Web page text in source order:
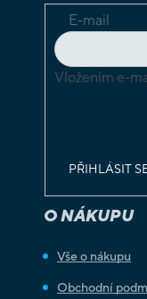
E-mail
Vložením e-
PŘIHLÁSIT
O NÁKUPU
Vše o nákupu
Obchodní